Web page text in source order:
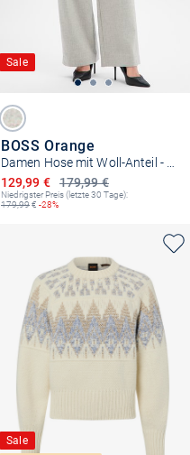
Sale
BOSS Orange
Damen Hose mit Woll-Anteil - Taflong
179,99 €
Ermäßigter Preis
129,99 €
Niedrigster Preis (letzte 30 Tage):
179,99€ -28%
Sale